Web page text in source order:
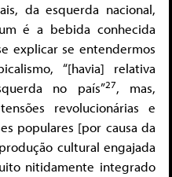
da esquerda nacional,
é a bebida conhecida
explicar se entendermos
“[havia] relativa
no país”27, mas,
revolucionárias e
populares [por causa da
cultural engajada
nitidamente integrado